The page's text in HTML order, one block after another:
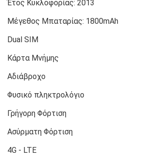
Έτος Κυκλοφορίας: 2013
Μέγεθος Μπαταρίας: 1800mAh
Dual SIM
Κάρτα Μνήμης
Αδιάβροχο
Φυσικό πληκτρολόγιο
Γρήγορη Φόρτιση
Ασύρματη Φόρτιση
4G - LTE